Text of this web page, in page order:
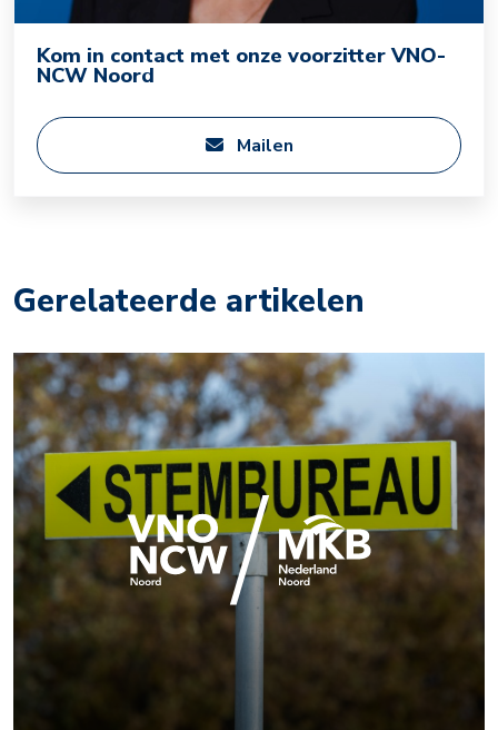
Kom in contact met onze voorzitter VNO-
NCW Noord
Mailen
Gerelateerde artikelen